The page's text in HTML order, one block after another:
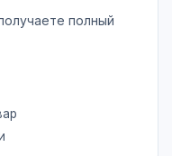
полный